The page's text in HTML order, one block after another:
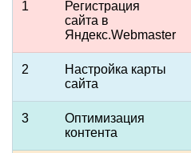
1
Регистрация
сайта в
Яндекс.Webmaster
2
Настройка карты
сайта
3
Оптимизация
контента